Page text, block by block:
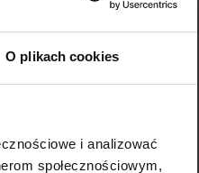
O plikach cookies
i analizować
społecznościowym,